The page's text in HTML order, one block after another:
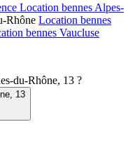
Location bennes Alpes-
Rhône Location bennes
bennes Vaucluse
du-Rhône, 13 ?
, 13